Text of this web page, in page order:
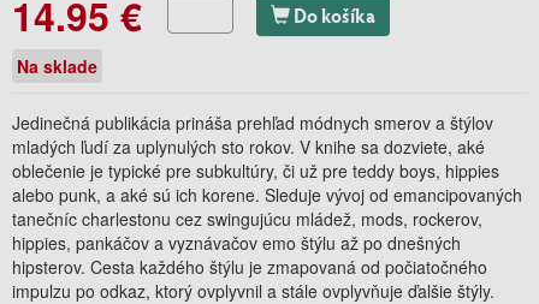
14.95 € Do košíka
Na sklade
Jedinečná publikácia prináša prehľad módnych smerov a štýlov
mladých ľudí za uplynulých sto rokov. V knihe sa dozviete, aké
oblečenie je typické pre subkultúry, či už pre teddy boys, hippies
alebo punk, a aké sú ich korene. Sleduje vývoj od emancipovaných
tanečníc charlestonu cez swingujúcu mládež, mods, rockerov,
hippies, pankáčov a vyznávačov emo štýlu až po dnešných
hipsterov. Cesta každého štýlu je zmapovaná od počiatočného
impulzu po odkaz, ktorý ovplyvnil a stále ovplyvňuje ďalšie štýly.